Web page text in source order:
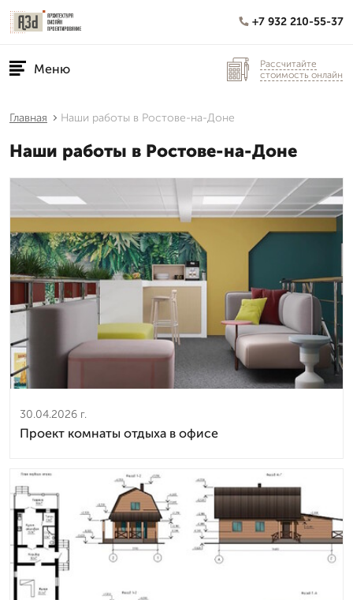
+7 932 210-55-37
Меню
Рассчитайте
стоимость онлайн
Главная Наши работы в Ростове-на-Доне
Наши работы в Ростове-на-Доне
30.04.2026 г.
Проект комнаты отдыха в офисе